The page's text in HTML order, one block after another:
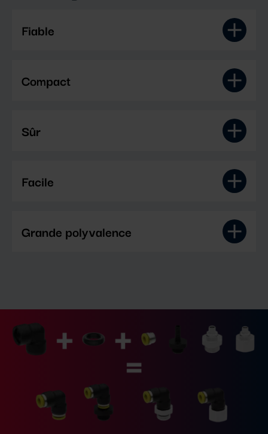
Fiable
Compact
Sûr
Facile
Grande polyvalence